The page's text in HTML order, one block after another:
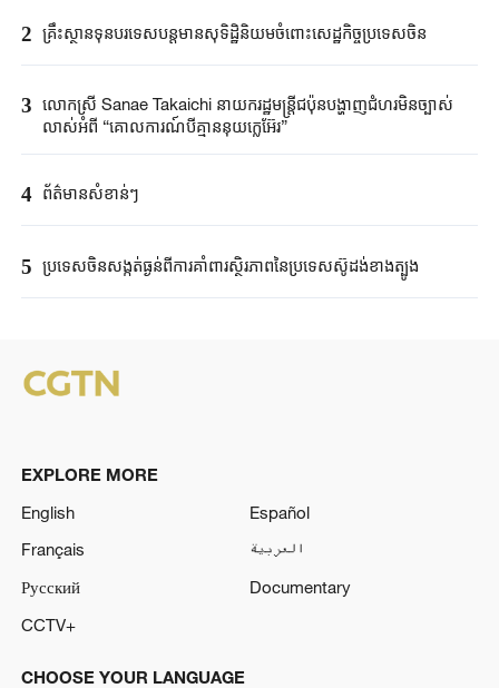
2 គ្រឹះស្ថាន​ទុនបរទេស​បន្តមាន​សុទិដ្ឋិនិយម​ចំពោះសេដ្ឋកិច្ច​ប្រទេសចិន​​
3 លោកស្រី Sanae ​Takaichi ​នាយករដ្ឋមន្ត្រី​ជប៉ុន​បង្ហាញជំហរមិន​ច្បាស់​
លាស់​អំពី ​“គោលការណ៍បី​គ្មាននុយក្លេអ៊ែរ​”​
4 ព័ត៌មានសំខាន់ៗ
5 ប្រទេសចិនសង្កត់ធ្ងន់ពីការគាំពារស្ថិរភាពនៃប្រទេសស៊ូដង់ខាងត្បូង
EXPLORE MORE
English
Español
Français
العربية
Русский
Documentary
CCTV+
CHOOSE YOUR LANGUAGE